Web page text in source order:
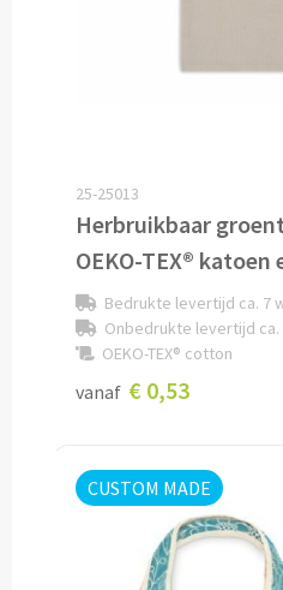
Custom made muismatten
Kantoor artikelen
Agenda's bedrukken
Bureau onderleggers
Linialen bedrukken
Muismatten bedrukken
25-25013
Herbruikbaar
OEKO-TEX® katoen
Bedrukte levertijd ca. 7
Onbedrukte levertijd ca.
OEKO-TEX® cotton
vanaf € 0,53
CUSTOM MADE